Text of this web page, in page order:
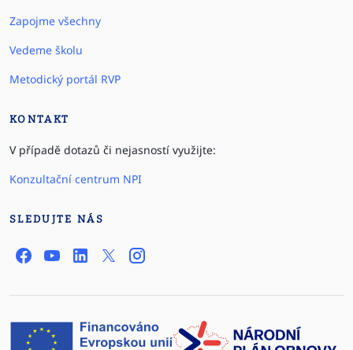
Zapojme všechny
Vedeme školu
Metodický portál RVP
KONTAKT
V případě dotazů či nejasností využijte:
Konzultační centrum NPI
SLEDUJTE NÁS